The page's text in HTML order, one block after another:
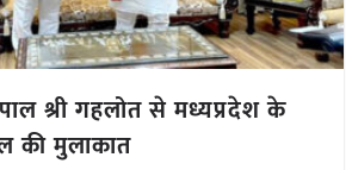
श्री गहलोत से मध्यप्रदेश के
की मुलाकात